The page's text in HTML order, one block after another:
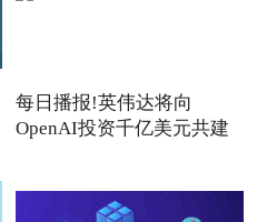
每日播报!英伟达将向
OpenAI投资千亿美元共建